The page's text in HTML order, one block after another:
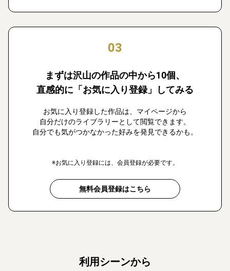
03
まずは沢山の作品の中から10個、
直感的に「お気に入り登録」してみる
お気に入り登録した作品は、マイページから
自分だけのライブラリーとして閲覧できます。
自分でも気がつかなかった好みを発見できるかも。
※お気に入り登録には、会員登録が必要です。
無料会員登録はこちら
利用シーンから